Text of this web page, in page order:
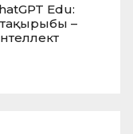
Edu:
–